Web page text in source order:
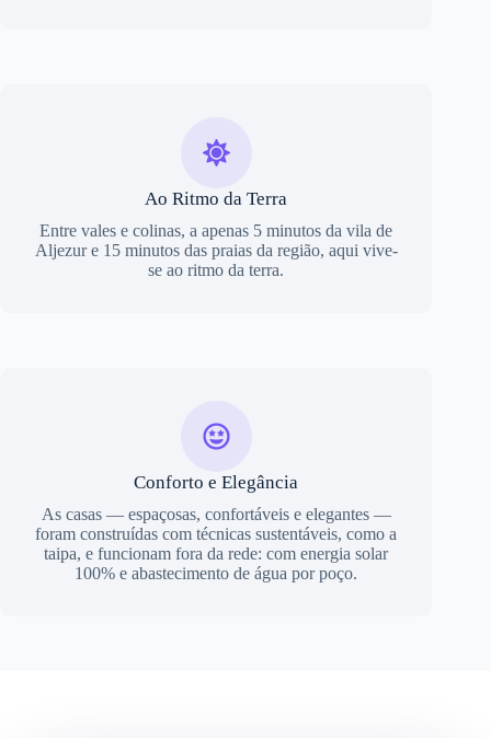
Ao Ritmo da Terra
Entre vales e colinas, a apenas 5 minutos da vila de
Aljezur e 15 minutos das praias da região, aqui vive-
se ao ritmo da terra.
Conforto e Elegância
As casas — espaçosas, confortáveis e elegantes —
foram construídas com técnicas sustentáveis, como a
taipa, e funcionam fora da rede: com energia solar
100% e abastecimento de água por poço.